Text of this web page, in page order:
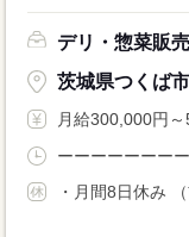
デリ・惣菜販
茨城県つくば市
月給300,000円
ーーーーーーー
・月間8日休み